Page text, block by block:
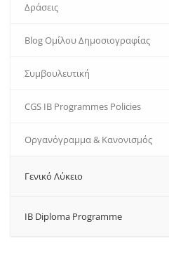
Δράσεις
Blog Ομίλου Δημοσιογραφίας
Συμβουλευτική
CGS IB Programmes Policies
Oργανόγραμμα & Κανονισμός
Γενικό Λύκειο
IB Diploma Programme